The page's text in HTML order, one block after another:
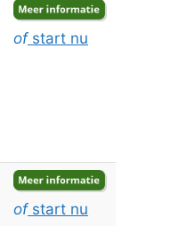
ofstart nu
ofstart nu